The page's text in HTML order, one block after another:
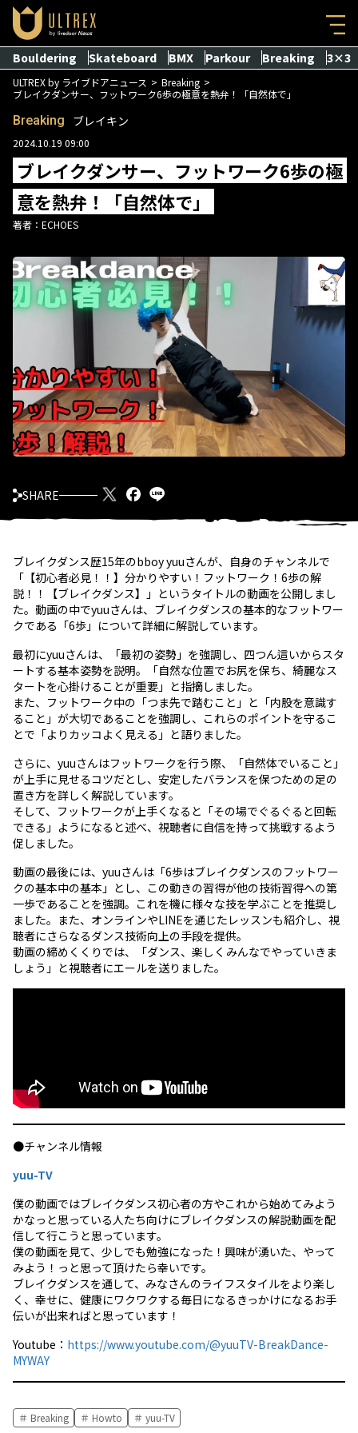
Bouldering Skateboard BMX Parkour Breaking 3×3
ULTREX by ライブドアニュース
Breaking
ブレイクダンサー、フットワーク6歩の極意を熱弁！「自然体で」
Breaking ブレイキン
2024.10.19 09:00
ブレイクダンサー、フットワーク6歩の極
意を熱弁！「自然体で」
著者： ECHOES
SHARE
ブレイクダンス歴15年のbboy yuuさんが、自身のチャンネルで
「【初心者必見！！】分かりやすい！フットワーク！6歩の解
説！！【ブレイクダンス】」というタイトルの動画を公開しまし
た。動画の中でyuuさんは、ブレイクダンスの基本的なフットワー
クである「6歩」について詳細に解説しています。
最初にyuuさんは、「最初の姿勢」を強調し、四つん這いからスタ
ートする基本姿勢を説明。「自然な位置でお尻を保ち、綺麗なス
タートを心掛けることが重要」と指摘しました。
また、フットワーク中の「つま先で踏むこと」と「内股を意識す
ること」が大切であることを強調し、これらのポイントを守るこ
とで「よりカッコよく見える」と語りました。
さらに、yuuさんはフットワークを行う際、「自然体でいること」
が上手に見せるコツだとし、安定したバランスを保つための足の
置き方を詳しく解説しています。
そして、フットワークが上手くなると「その場でぐるぐると回転
できる」ようになると述べ、視聴者に自信を持って挑戦するよう
促しました。
動画の最後には、yuuさんは「6歩はブレイクダンスのフットワー
クの基本中の基本」とし、この動きの習得が他の技術習得への第
一歩であることを強調。これを機に様々な技を学ぶことを推奨し
ました。また、オンラインやLINEを通じたレッスンも紹介し、視
聴者にさらなるダンス技術向上の手段を提供。
動画の締めくくりでは、「ダンス、楽しくみんなでやっていきま
しょう」と視聴者にエールを送りました。
●チャンネル情報
yuu-TV
僕の動画ではブレイクダンス初心者の方やこれから始めてみよう
かなっと思っている人たち向けにブレイクダンスの解説動画を配
信して行こうと思っています。
僕の動画を見て、少しでも勉強になった！興味が湧いた、やって
みよう！っと思って頂けたら幸いです。
ブレイクダンスを通して、みなさんのライフスタイルをより楽し
く、幸せに、健康にワクワクする毎日になるきっかけになるお手
伝いが出来ればと思っています！
Youtube： https://www.youtube.com/@yuuTV-BreakDance-
MYWAY
Breaking Howto yuu-TV